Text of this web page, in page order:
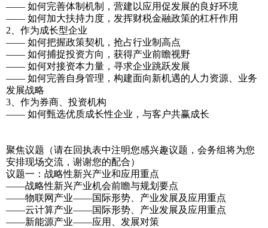
—— 如何完善体制机制，营建以应用促发展的良好环境
—— 如何加大扶持力度，发挥财税金融政策的杠杆作用
2、作为成长型企业
—— 如何把握政策契机，抢占行业制高点
—— 如何捕捉投资方向，获得产业前瞻视野
—— 如何对接资本力量，寻求企业跳跃发展
—— 如何完善自身管理，构建面向新机遇的人力资源、业务
发展战略
3、作为券商、投资机构
—— 如何甄选优质成长性企业，与客户共赢成长
聚焦议题（请在回执表中注明您感兴趣议题，会务组将为您
安排现场交流，谢谢您的配合）
议题一：战略性新兴产业和应用重点
——战略性新兴产业机会前瞻与规划要点
——物联网产业——国际形势、产业发展及应用重点
——云计算产业——国际形势、产业发展及应用重点
——新能源产业——应用、发展对策